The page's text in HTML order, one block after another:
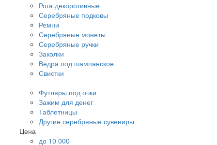
Рога декоротивные
Серебряные подковы
Ремни
Серебряные монеты
Серебряные ручки
Заколки
Ведра под шампанское
Свистки
Футляры под очки
Зажим для денег
Таблетницы
Другие серебряные сувениры
Цена
до 10 000